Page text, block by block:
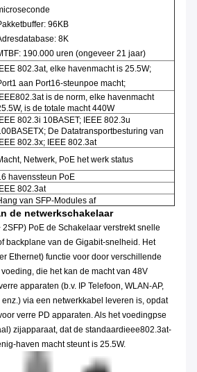
96KB
8K
190.000 uren (ongeveer 21 jaar)
IEEE 802.3at, elke havenmacht is 25.5W;
aan Port16-steunpoe macht;
IEEE802.3at is de norm, elke havenmacht
is de totale macht 440W
IEEE 802.3i 10BASET; IEEE 802.3u
De Datatransportbesturing van
IEEE 802.3x; IEEE 802.3at
Netwerk, PoE het werk status
havenssteun PoE
IEEE 802.3at
van SFP-Modules af
de netwerkschakelaar
PoE de Schakelaar verstrekt snelle
backplane van de Gigabit-snelheid. Het
Ethernet) functie voor door verschillende
die het kan de macht van 48V
apparaten (b.v. IP Telefoon, WLAN-AP,
via een netwerkkabel leveren is, opdat
verre PD apparaten. Als het voedingpse
zijapparaat, dat de standaardieee802.3at-
haven macht steunt is 25.5W.